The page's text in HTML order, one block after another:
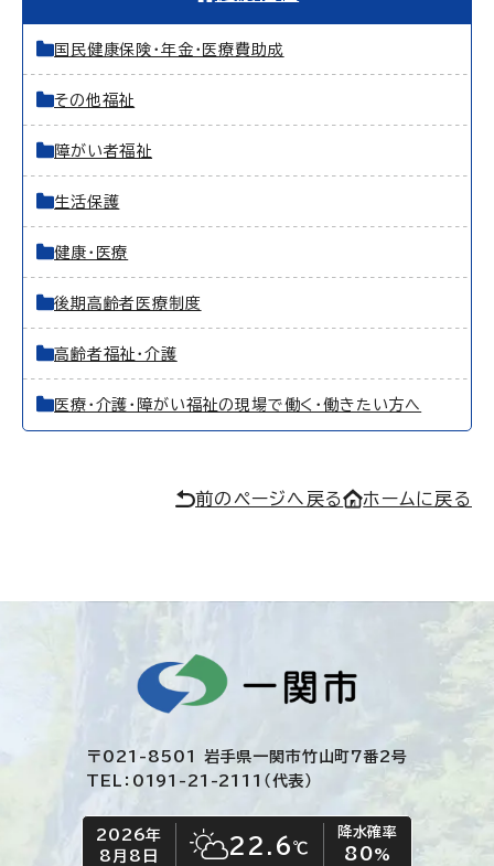
国民健康保険・年金・医療費助成
その他福祉
障がい者福祉
生活保護
健康・医療
後期高齢者医療制度
高齢者福祉・介護
医療・介護・障がい福祉の現場で働く・働きたい方へ
前のページへ戻る ホームに戻る
〒021-8501 岩手県一関市竹山町7番2号
TEL：0191-21-2111（代表）
今日の日付
2026年
8月8日
今日の天気
晴れ時々くもり
22.6℃
降水確率
80%